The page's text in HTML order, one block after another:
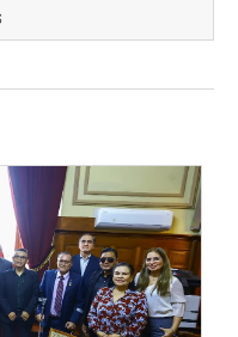
y tener 35 años;
ser peruano de
ley.
asimismo, la
única que
y económica
del sistema
del presupuesto para
de la Primera